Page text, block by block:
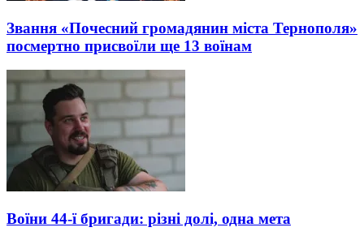
Звання «Почесний громадянин міста Тернополя»
посмертно присвоїли ще 13 воїнам
Воїни 44-ї бригади: різні долі, одна мета